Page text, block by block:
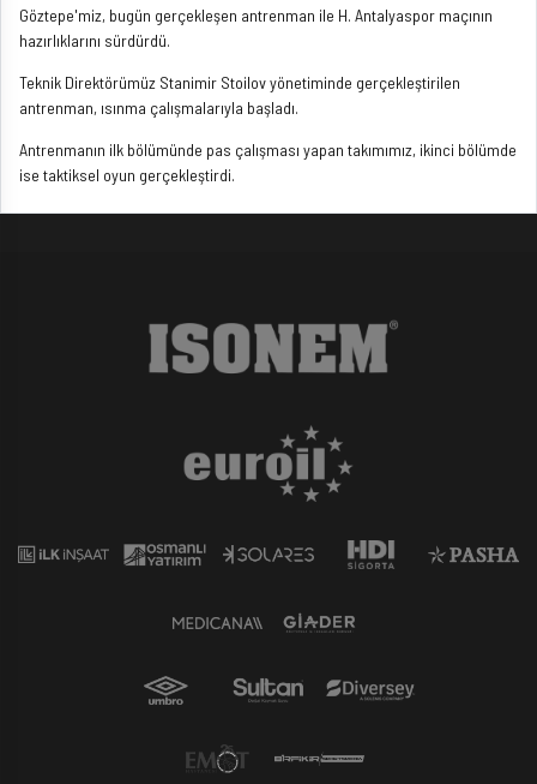
Göztepe'miz, bugün gerçekleşen antrenman ile H. Antalyaspor maçının
hazırlıklarını sürdürdü.
Teknik Direktörümüz Stanimir Stoilov yönetiminde gerçekleştirilen
antrenman, ısınma çalışmalarıyla başladı.
Antrenmanın ilk bölümünde pas çalışması yapan takımımız, ikinci bölümde
ise taktiksel oyun gerçekleştirdi.